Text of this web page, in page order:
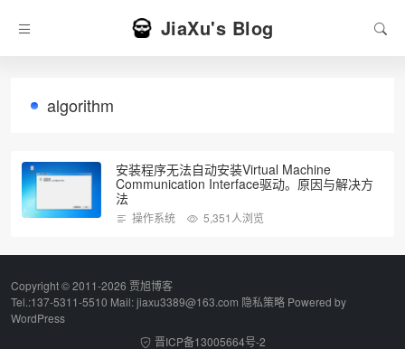
JiaXu's Blog
algorithm
安装程序无法自动安装Virtual Machine
Communication Interface驱动。原因与解决方
法
操作系统 5,351人浏览
Copyright © 2011-2026 贾旭博客
Tel.:137-5311-5510 Mail: jiaxu3389@163.com 隐私策略 Powered by
WordPress
晋ICP备13005664号-2